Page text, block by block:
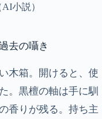
小説）
去の囁き
木箱。開けると、使
。黒檀の軸は手に馴
香りが残る。持ち主